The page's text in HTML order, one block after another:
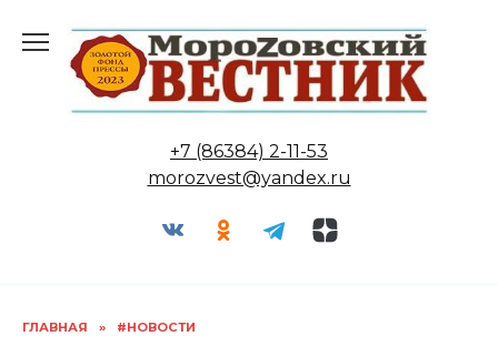
содержанию
+7 (86384) 2-11-53
morozvest@yandex.ru
ГЛАВНАЯ » #НОВОСТИ